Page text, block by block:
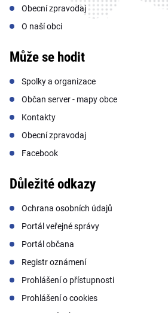
Obecní zpravodaj
O naší obci
Může se hodit
Spolky a organizace
Občan server - mapy obce
Kontakty
Obecní zpravodaj
Facebook
Důležité odkazy
Ochrana osobních údajů
Portál veřejné správy
Portál občana
Registr oznámení
Prohlášení o přístupnosti
Prohlášení o cookies